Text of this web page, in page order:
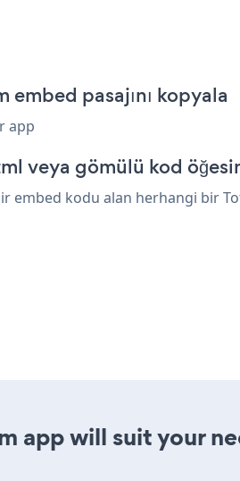
pasajını kopyala
app
veya gömülü kod
kodu alan herhangi bir
app will suit your